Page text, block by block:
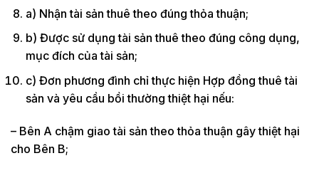
a) Nhận tài sản thuê theo đúng thỏa thuận;
b) Được sử dụng tài sản thuê theo đúng công dụng,
mục đích của tài sản;
c) Đơn phương đình chỉ thực hiện Hợp đồng thuê tài
sản và yêu cầu bồi thường thiệt hại nếu:
– Bên A chậm giao tài sản theo thỏa thuận gây thiệt hại
cho Bên B;